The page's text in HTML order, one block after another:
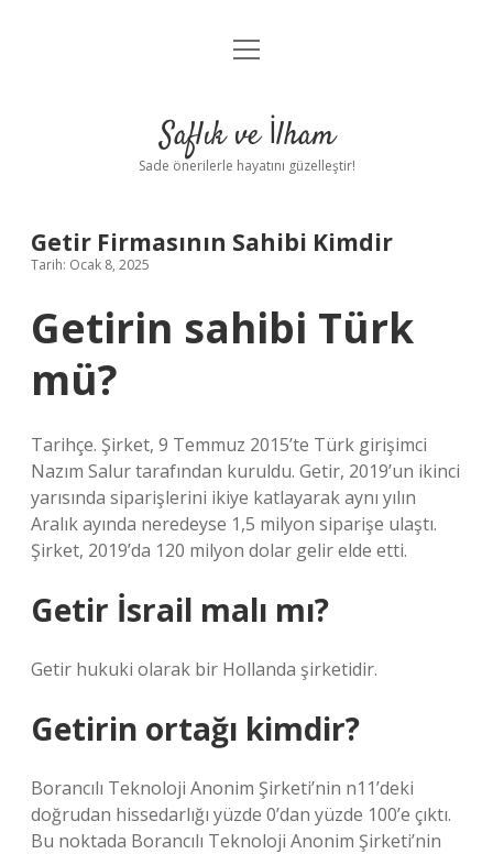
Anasayfa
Yasal Uyarı
menüyü
Saflık ve İlham
Sade önerilerle hayatını güzelleştir!
Getir Firmasının Sahibi Kimdir
Tarih: Ocak 8, 2025
Getirin sahibi Türk
mü?
Tarihçe. Şirket, 9 Temmuz 2015’te Türk girişimci
Nazım Salur tarafından kuruldu. Getir, 2019’un ikinci
yarısında siparişlerini ikiye katlayarak aynı yılın
Aralık ayında neredeyse 1,5 milyon siparişe ulaştı.
Şirket, 2019’da 120 milyon dolar gelir elde etti.
Getir İsrail malı mı?
Getir hukuki olarak bir Hollanda şirketidir.
Getirin ortağı kimdir?
Borancılı Teknoloji Anonim Şirketi’nin n11’deki
doğrudan hissedarlığı yüzde 0’dan yüzde 100’e çıktı.
Bu noktada Borancılı Teknoloji Anonim Şirketi’nin